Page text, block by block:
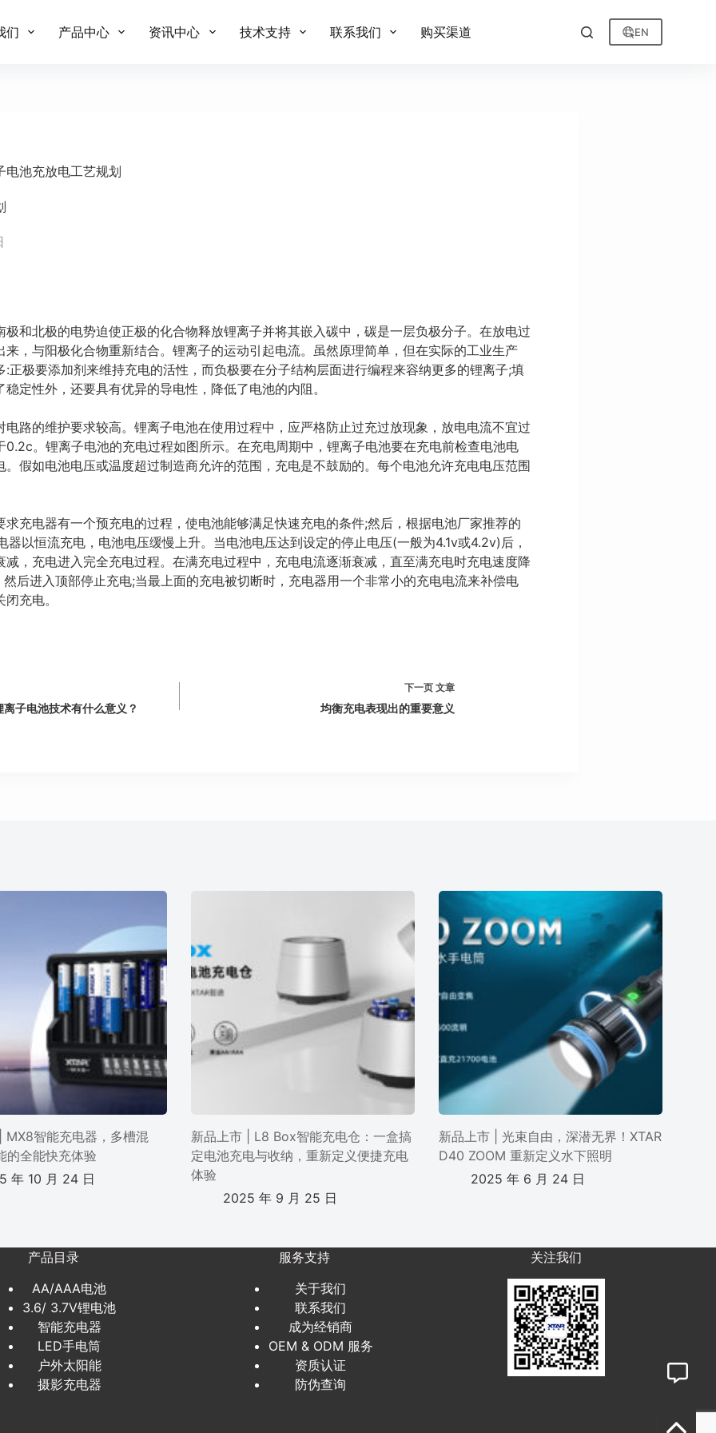
们 产品中心 资讯中心 技术支持 联系我们 购买渠道 EN
电池充放电工艺规划
和北极的电势迫使正极的化合物释放锂离子并将其嵌入碳中，碳是一层负极分子。在放电过
，与阳极化合物重新结合。锂离子的运动引起电流。虽然原理简单，但在实际的工业生产
正极要添加剂来维持充电的活性，而负极要在分子结构层面进行编程来容纳更多的锂离子;填
定性外，还要具有优异的导电性，降低了电池的内阻。
路的维护要求较高。锂离子电池在使用过程中，应严格防止过充过放现象，放电电流不宜过
0.2c。锂离子电池的充电过程如图所示。在充电周期中，锂离子电池要在充电前检查电池电
假如电池电压或温度超过制造商允许的范围，充电是不鼓励的。每个电池允许充电电压范围
充电器有一个预充电的过程，使电池能够满足快速充电的条件;然后，根据电池厂家推荐的
器以恒流充电，电池电压缓慢上升。当电池电压达到设定的停止电压(一般为4.1v或4.2v)后，
，充电进入完全充电过程。在满充电过程中，充电电流逐渐衰减，直至满充电时充电速度降
后进入顶部停止充电;当最上面的充电被切断时，充电器用一个非常小的充电电流来补偿电
充电。
子电池技术有什么意义？
下一页 文章
均衡充电表现出的重要意义
MX8智能充电器，多槽混
的全能快充体验
年 10 月 24 日
新品上市 | L8 Box智能充电仓：一盒搞
定电池充电与收纳，重新定义便捷充电
体验
2025 年 9 月 25 日
新品上市 | 光束自由，深潜无界！XTAR
D40 ZOOM 重新定义水下照明
2025 年 6 月 24 日
产品目录
AA/AAA电池
3.6/ 3.7V锂电池
智能充电器
LED手电筒
户外太阳能
摄影充电器
服务支持
关于我们
联系我们
成为经销商
OEM & ODM 服务
资质认证
防伪查询
关注我们